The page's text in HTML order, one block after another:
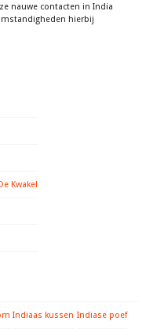
nauwe contacten in India
hierbij
Kwakel
Indiaas kussen Indiase poef